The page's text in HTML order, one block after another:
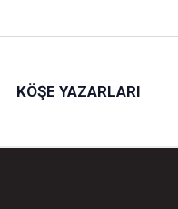
KÖŞE YAZARLARI